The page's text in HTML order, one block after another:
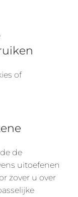
of
de
uitoefenen
zover u over